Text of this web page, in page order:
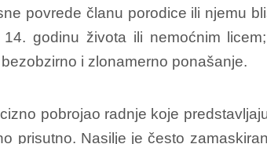
povrede članu porodice ili njemu
godinu života ili nemoćnim
i zlonamerno ponašanje.
pobrojao radnje koje
prisutno. Nasilje je često